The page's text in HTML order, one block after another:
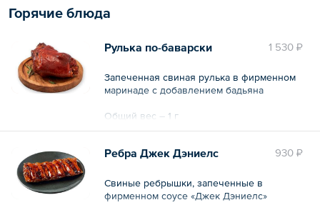
Горячие блюда
1 530 ₽
Рулька по-баварски
Запеченная свиная рулька в фирменном
маринаде с добавлением бадьяна
Общий вес – 1 г
930 ₽
Ребра Джек Дэниелс
Свиные ребрышки, запеченные в
фирменном соусе «Джек Дэниелс»